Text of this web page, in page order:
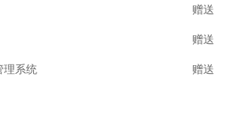
赠送
赠送
理系统 赠送